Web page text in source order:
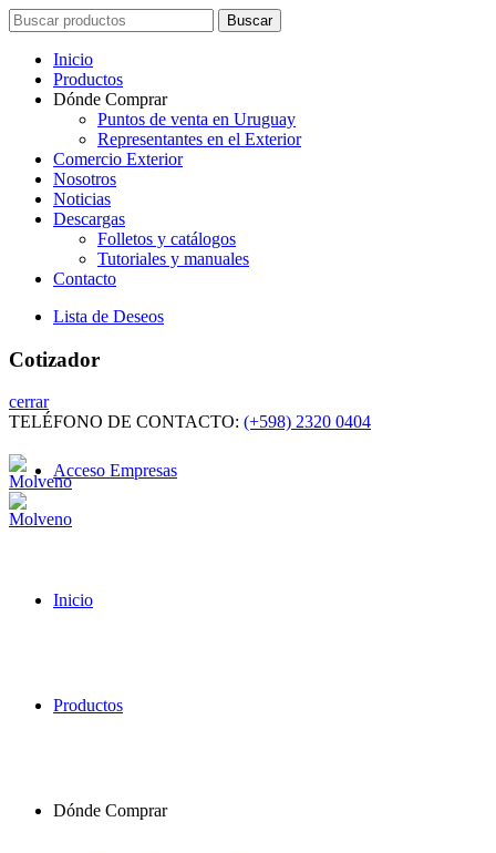
Search
for:
Buscar
Inicio
Productos
Dónde Comprar
Puntos de venta en Uruguay
Representantes en el Exterior
Comercio Exterior
Nosotros
Noticias
Descargas
Folletos y catálogos
Tutoriales y manuales
Contacto
Lista de Deseos
Cotizador
cerrar
TELÉFONO DE CONTACTO: (+598) 2320 0404
Acceso Empresas
Inicio
Productos
Dónde Comprar